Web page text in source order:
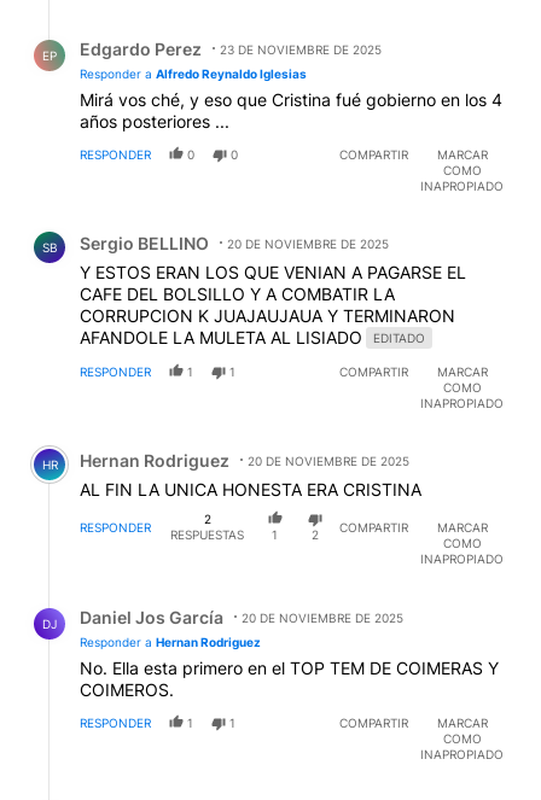
EP Edgardo Perez
23 DE NOVIEMBRE DE 2025
Responder a Alfredo Reynaldo Iglesias
Mirá vos ché, y eso que Cristina fué gobierno en los 4
años posteriores ...
RESPONDER 0 0 COMPARTIR
MARCAR
COMO
INAPROPIADO
SB Sergio BELLINO 20 DE NOVIEMBRE DE 2025
Y ESTOS ERAN LOS QUE VENIAN A PAGARSE EL
CAFE DEL BOLSILLO Y A COMBATIR LA
CORRUPCION K JUAJAUJAUA Y TERMINARON
AFANDOLE LA MULETA AL LISIADO
EDITADO
RESPONDER 1 1 COMPARTIR
MARCAR
COMO
INAPROPIADO
Comentario de Hernan Rodriguez.
HR Hernan Rodriguez 20 DE NOVIEMBRE DE 2025
AL FIN LA UNICA HONESTA ERA CRISTINA
RESPONDER
2
RESPUESTAS
1 2
COMPARTIR
MARCAR
COMO
INAPROPIADO
DJ Daniel Jos García
20 DE NOVIEMBRE DE 2025
Responder a Hernan Rodriguez
No. Ella esta primero en el TOP TEM DE COIMERAS Y
COIMEROS.
RESPONDER 1 1 COMPARTIR
MARCAR
COMO
INAPROPIADO